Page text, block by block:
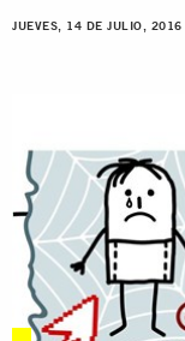
JUEVES, 14 DE JULIO, 2016